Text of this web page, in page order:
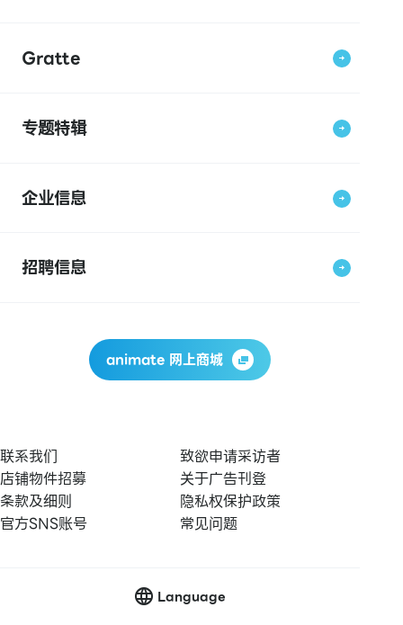
Gratte
专题特辑
企业信息
招聘信息
animate 网上商城
联系我们
致欲申请采访者
店铺物件招募
关于广告刊登
条款及细则
隐私权保护政策
官方SNS账号
常见问题
Language